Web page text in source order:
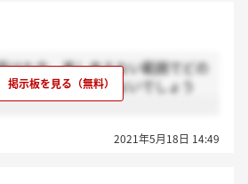
けた方、差し支えない範囲でどの
か教えていただけないでしょう
2021年5月18日 14:49